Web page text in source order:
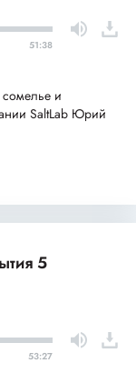
51:38
сомелье и
SaltLab Юрий
5
53:27